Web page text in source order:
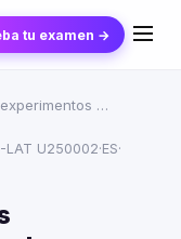
tu examen →
…
LAT U250002·ES·